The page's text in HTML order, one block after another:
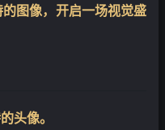
图像，开启一场视觉盛
头像。